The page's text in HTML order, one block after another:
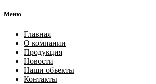
Меню
Главная
О компании
Продукция
Новости
Наши объекты
Контакты